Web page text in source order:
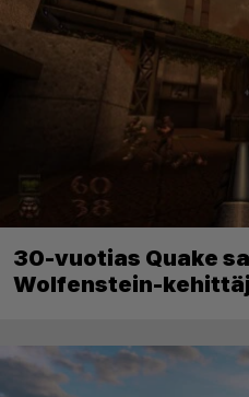
30-vuotias Quake
Wolfenstein-